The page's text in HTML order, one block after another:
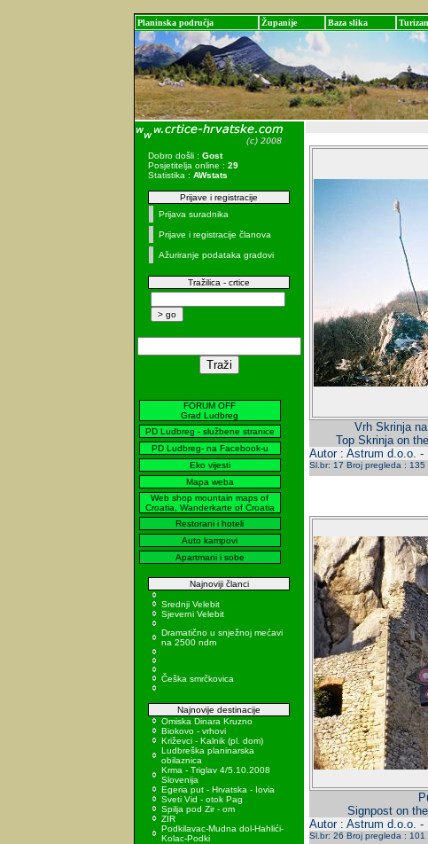
Planinska područja Županije Baza slika
Dobro došli : Gost
Posjetitelja online : 29
Statistika : AWstats
Prijave i registracije
Prijava suradnika
Prijave i registracije članova
Ažuriranje podataka gradovi
Tražilica - crtice
FORUM OFF
Grad Ludbreg
PD Ludbreg - službene stranice
PD Ludbreg- na Facebook-u
Eko vijesti
Mapa weba
Web shop mountain maps of
Croatia, Wanderkarte of Croatia
Restorani i hoteli
Auto kampovi
Apartmani i sobe
Najnoviji članci
Srednji Velebit
Sjeverni Velebit
Dramatično u snježnoj mećavi
na 2500 ndm
Češka smrčkovica
Najnovije destinacije
Omiska Dinara Kruzno
Biokovo - vrhovi
Križevci - Kalnik (pl. dom)
Ludbreška planinarska
obilaznica
Krma - Triglav 4/5.10.2008
Slovenija
Egeria put - Hrvatska - Iovia
Sveti Vid - otok Pag
Spilja pod Zir - om
ZIR
Podkilavac-Mudna dol-Hahlići-
Kolac-Podki
Vrh Skrinja
Top Skrinja on
Autor : Astrum d.o.o. -
Sl.br: 17 Broj pregleda : 135
Signpost on
Autor : Astrum d.o.o. -
Sl.br: 26 Broj pregleda : 101